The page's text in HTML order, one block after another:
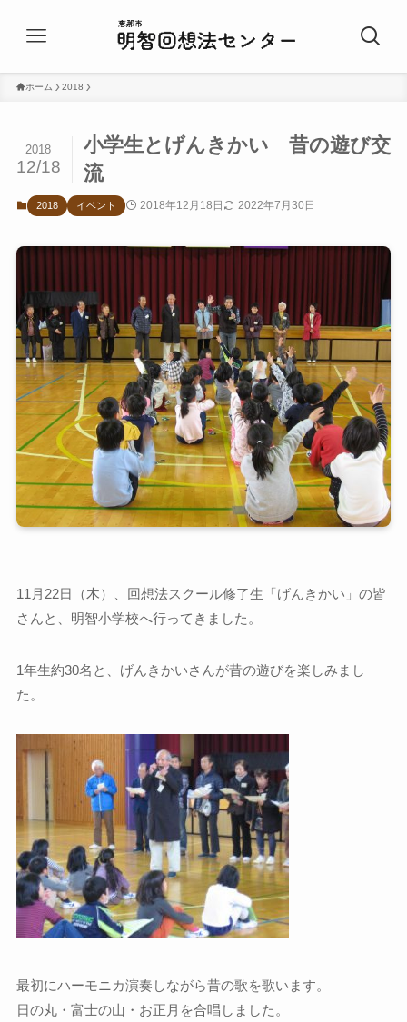
ホーム 2018
小学生とげんきかい 昔の遊び交
流
2018
12/18
2018 イベント 2018年12月18日 2022年7月30日
11月22日（木）、回想法スクール修了生「げんきかい」の皆
さんと、明智小学校へ行ってきました。
1年生約30名と、げんきかいさんが昔の遊びを楽しみまし
た。
最初にハーモニカ演奏しながら昔の歌を歌います。
日の丸・富士の山・お正月を合唱しました。